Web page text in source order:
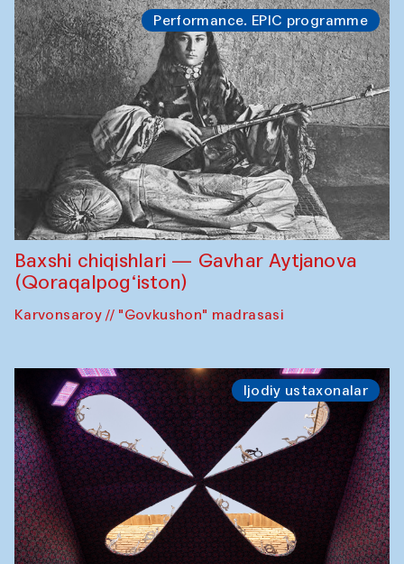
Performance. EPIC programme
Baxshi chiqishlari — Gavhar Aytjanova
(Qoraqalpog‘iston)
Karvonsaroy // "Govkushon" madrasasi
Ijodiy ustaxonalar